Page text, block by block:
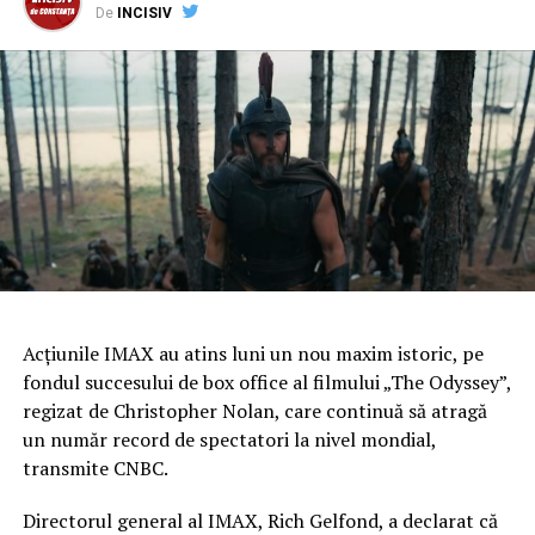
Abordarea disruptive înseamnă integrarea diferitelor
tactici digitale într-o strategie unitară. Nu mai vorbim
doar de SEO tehnic sau de conținut, ci de o combinație
inteligentă între optimizare on-page, marketing de
conținut, automatizare și inteligență artificială. DMM nu
se rezumă la strategii pe termen scurt. Prin analiză
continuă și ajustare a tacticilor, această abordare
asigură o creștere constantă a vizibilității și a
conversiilor.
disruptive?
Dacă vrei să ai succes în mediul digital, trebuie să ieși din
tipare. O agenție SEO disruptive îți oferă instrumentele
cu care poți să depășești limitele impuse de metodele
tradiționale și să adopți o strategie bazată pe inovație și
De
INCISIV
Acţiunile IMAX au atins luni un nou maxim istoric, pe
fondul succesului de box office al filmului „The Odyssey”,
regizat de Christopher Nolan, care continuă să atragă
un număr record de spectatori la nivel mondial,
transmite CNBC.
Directorul general al IMAX, Rich Gelfond, a declarat că